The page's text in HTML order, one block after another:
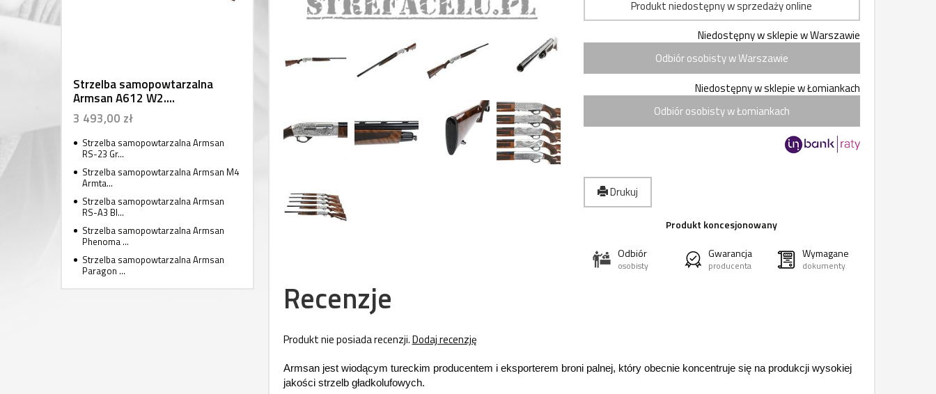
Produkt niedostępny w sprzedaży online
Niedostępny w sklepie w Warszawie
Odbiór osobisty w Warszawie
Niedostępny w sklepie w Łomiankach
Odbiór osobisty w Łomiankach
Drukuj
Produkt koncesjonowany
Odbiór
osobisty
Gwarancja
producenta
Wymagane
dokumenty
Recenzje
Produkt nie posiada recenzji.Dodaj recenzję
Armsan jest wiodącym tureckim producentem i eksporterem broni palnej, który obecnie koncentruje się na produkcji wysokiej
jakości strzelb gładkolufowych.
Strzelba samopowtarzalna
Armsan A612 W2....
3 493,00 zł
Strzelba samopowtarzalna Armsan
RS-23 Gr...
Strzelba samopowtarzalna Armsan M4
Armta...
Strzelba samopowtarzalna Armsan
RS-A3 Bl...
Strzelba samopowtarzalna Armsan
Phenoma ...
Strzelba samopowtarzalna Armsan
Paragon ...